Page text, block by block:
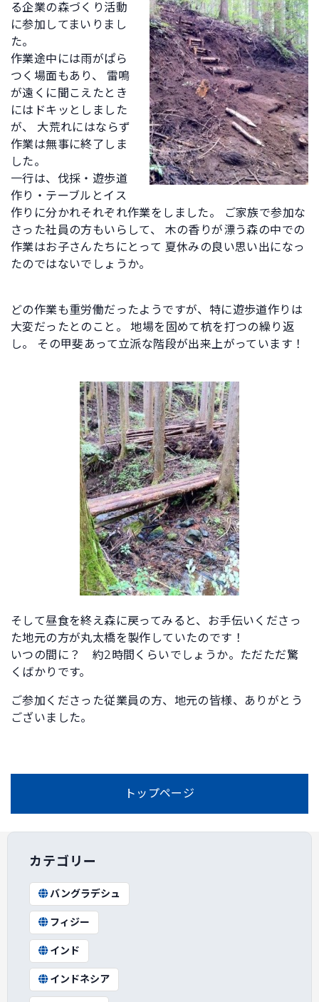
る企業の森づくり活動
に参加してまいりまし
た。
作業途中には雨がぱら
つく場面もあり、 雷鳴
が遠くに聞こえたとき
にはドキッとしました
が、 大荒れにはならず
作業は無事に終了しま
した。
一行は、伐採・遊歩道
作り・テーブルとイス
作りに分かれそれぞれ作業をしました。 ご家族で参加な
さった社員の方もいらして、 木の香りが漂う森の中での
作業はお子さんたちにとって 夏休みの良い思い出になっ
たのではないでしょうか。
どの作業も重労働だったようですが、特に遊歩道作りは
大変だったとのこと。 地場を固めて杭を打つの繰り返
し。 その甲斐あって立派な階段が出来上がっています！
そして昼食を終え森に戻ってみると、お手伝いくださっ
た地元の方が丸太橋を製作していたのです！
いつの間に？ 約2時間くらいでしょうか。ただただ驚
くばかりです。
ご参加くださった従業員の方、地元の皆様、ありがとう
ございました。
トップページ
カテゴリー
バングラデシュ
フィジー
インド
インドネシア